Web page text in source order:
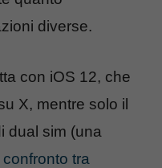
diverse.
con iOS 12, che
X, mentre solo il
dual sim (una
confronto tra